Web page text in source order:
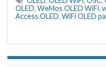
OLED, WeMos OLED WiFi,
Access OLED, WiFi OLED